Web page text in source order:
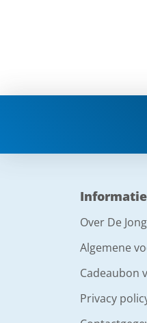
Informatie
Over De
Algemene
Cadeaubon
Privacy